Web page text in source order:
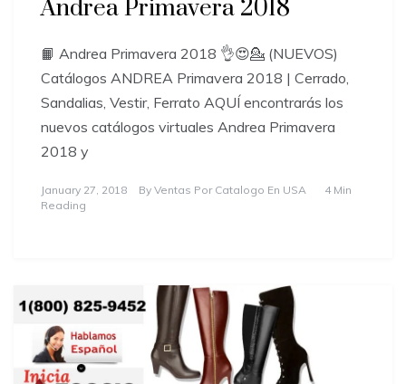
Andrea Primavera 2018
📙 Andrea Primavera 2018 👌😍💁 (NUEVOS)
Catálogos ANDREA Primavera 2018 | Cerrado,
Sandalias, Vestir, Ferrato AQUÍ encontrarás los
nuevos catálogos virtuales Andrea Primavera
2018 y
January 27, 2018 By Ventas Por Catalogo En USA
4 Min
Reading